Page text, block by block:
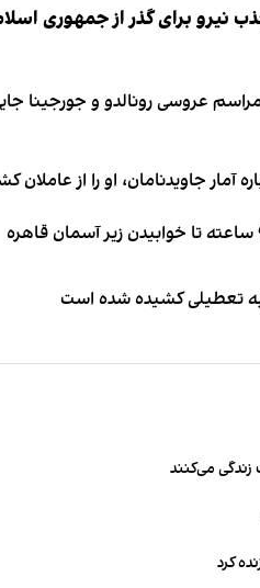
نیرو برای گذر از جمهوری
جاویدنامان، او را از عاملان
تعطیلی کشیده شده است
می‌کنند
کرد